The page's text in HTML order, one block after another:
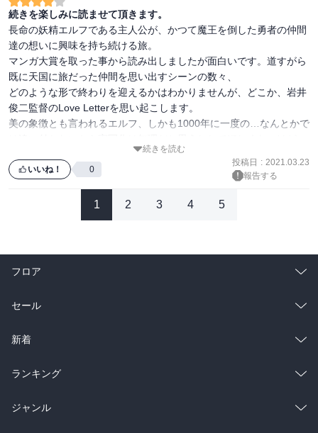
サザビー、シナンジュ あたりのモビルスーツの進化がどれ程なのか
考察されてとても面白かった。
酔狂な書ではあるが、これも宇宙世紀のひとつの物語なのだろう。
読んでみて同感じるかは人それぞれだが、自分にはとても面白かっ
た。MSの理解が進んだと思う、別の話になってしまうがこれだけ
分かりやすく解説出切るのなら、あの分かりにくいMS体系、小説
「ティターンズの旗の下に」のＴＲシリーズの解説書を作ってくれ
ないだろうか？ シンプルイズベスト とは対極に有るようなモビル
スーツ構成、しかし核となるユニットで多用途な使用環境でのニー
ズに応えようとした発想は面白いのだが全然理解できないので
続きを楽しみに読ませて頂きます。
長命の妖精エルフである主人公が、かつて魔王を倒した勇者の仲間
達の想いに興味を持ち続ける旅。
マンガ大賞を取った事から読み出しましたが面白いです。道すがら
既に天国に旅だった仲間を思い出すシーンの数々、
どのような形で終わりを迎えるかはわかりませんが、どこか、岩井
俊二監督のLove Letterを思い起こします。
美の象徴とも言われるエルフ、しかも1000年に一度の…なんとかで
その時は岩井俊二監督にお願いして欲しいです。良い映画にしてく
れると思います。
続きを読む
いいね！ 0
投稿日 : 2021.03.23
報告する
1 2 3 4 5
フロア
総合
ラノベ
雑誌・グラビア
BL・TL
セール
総合
ラノベ
雑誌・グラビア
新着
総合
ラノベ
ランキング
総合
ジャンル